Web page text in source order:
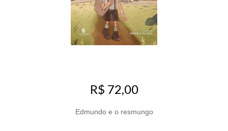
R$ 72,00
Edmundo e o resmungo